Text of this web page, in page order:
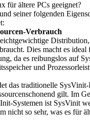
für ältere PCs geeignet?
seiner folgenden
Verbrauch
Dies macht es
da es reibungslos auf
und
das traditionelle SysVinit-
gilt. Im
Systemen ist SysVinit
nicht so sehr, was es für